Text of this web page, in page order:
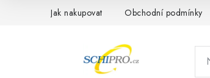
Jak nakupovat Obchodní podmínky